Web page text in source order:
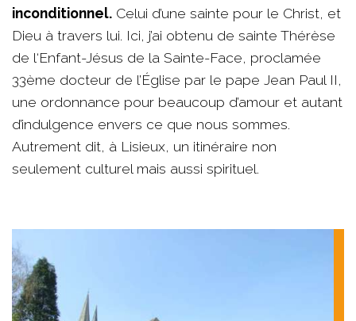
inconditionnel. Celui d’une sainte pour le Christ, et
Dieu à travers lui. Ici, j’ai obtenu de sainte Thérèse
de l‘Enfant-Jésus de la Sainte-Face, proclamée
33ème docteur de l’Église par le pape Jean Paul II,
une ordonnance pour beaucoup d’amour et autant
d’indulgence envers ce que nous sommes.
Autrement dit, à Lisieux, un itinéraire non
seulement culturel mais aussi spirituel.